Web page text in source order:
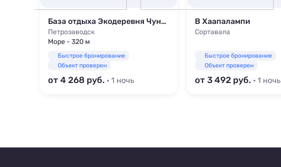
База отдыха Экодеревня Чуньки
Петрозаводск
Море - 320 м
Быстрое бронирование
Объект проверен
от 4 268 · 1 ночь
В Хаапалампи
Сортавала
Быстрое бронирование
Объект проверен
от 3 492 · 1 ночь